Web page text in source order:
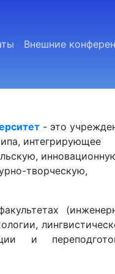
Внешние
- это
интегрирующее
творческую,
и